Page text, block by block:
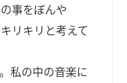
事をぼんや
リキリと考えて
私の中の音楽に